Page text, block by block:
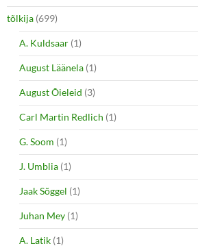
tõlkija (699)
A. Kuldsaar (1)
August Läänela (1)
August Õieleid (3)
Carl Martin Redlich (1)
G. Soom (1)
J. Umblia (1)
Jaak Sõggel (1)
Juhan Mey (1)
A. Latik (1)